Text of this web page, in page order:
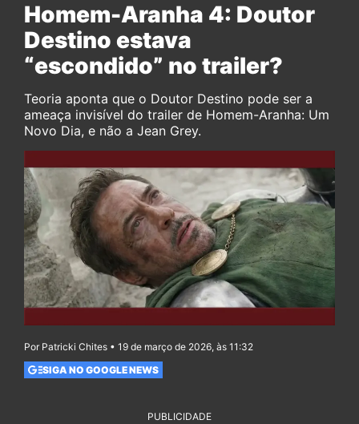
Homem-Aranha 4: Doutor
Destino estava
“escondido” no trailer?
Teoria aponta que o Doutor Destino pode ser a
ameaça invisível do trailer de Homem-Aranha: Um
Novo Dia, e não a Jean Grey.
Por Patricki Chites • 19 de março de 2026, às 11:32
SIGA NO GOOGLE NEWS
PUBLICIDADE